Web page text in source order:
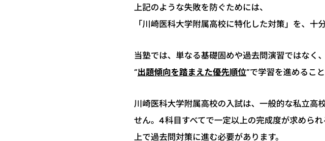
上記のような失敗を防ぐためには、
「川崎医科大学附属高校に特化した対策」を、十
当塾では、単なる基礎固めや過去問演習ではなく、
“出題傾向を踏まえた優先順位”で学習を進めるこ
川崎医科大学附属高校の入試は、一般的な私立高
せん。4科目すべてで一定以上の完成度が求めら
上で過去問対策に進む必要があります。